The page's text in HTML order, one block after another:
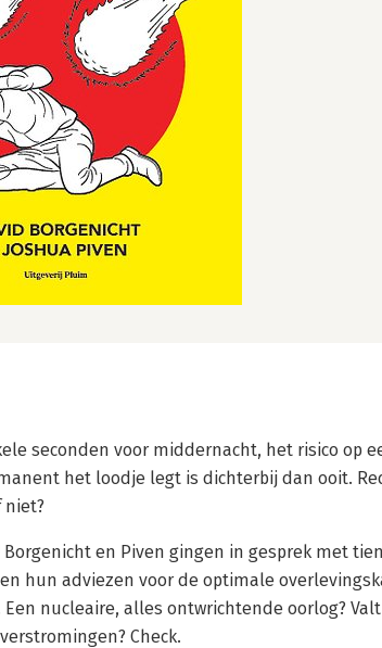
seconden voor middernacht, het risico op
het loodje legt is dichterbij dan ooit.
niet?
en Piven gingen in gesprek met
hun adviezen voor de optimale
nucleaire, alles ontwrichtende oorlog?
Check.